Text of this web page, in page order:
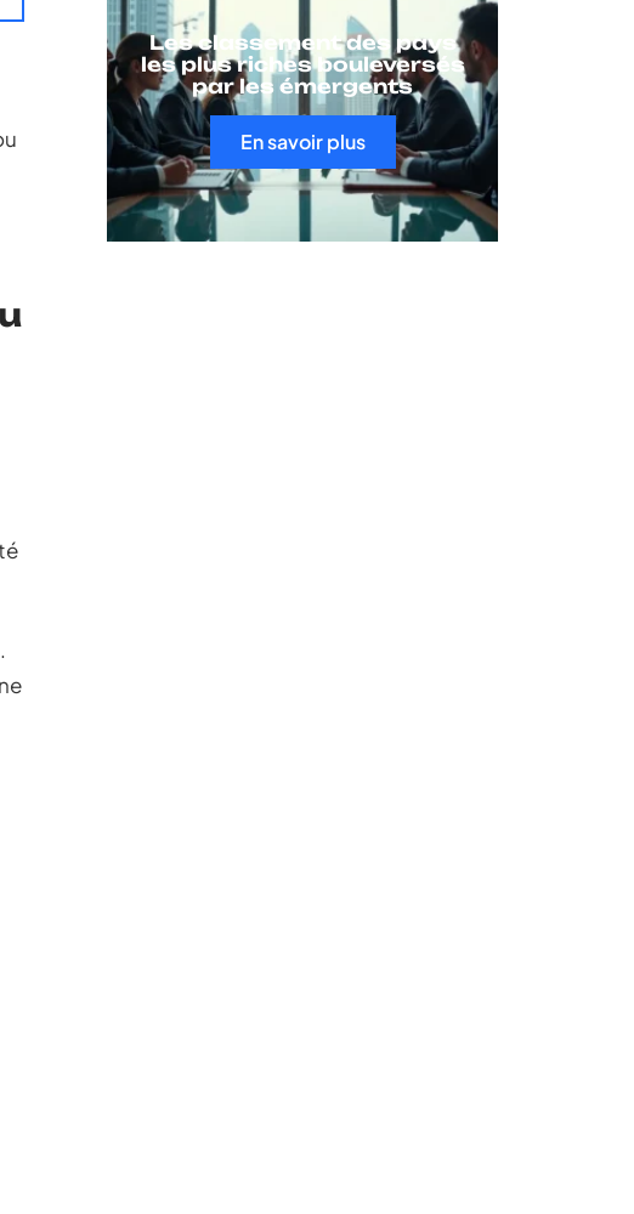
Les classement des pays
les plus riches bouleversés
par les émergents
En savoir plus